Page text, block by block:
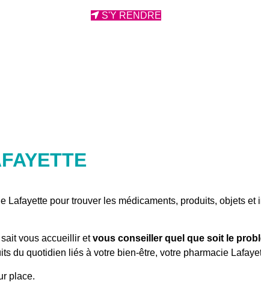
S'Y RENDRE
Lafayette pour trouver les médicaments, produits, objets et
vous accueillir etvous conseiller quel que soit le
du quotidien liés à votre bien-être, votre pharmacie
place.